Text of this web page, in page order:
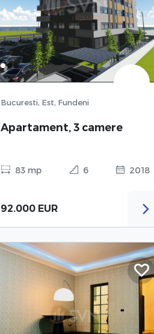
Bucuresti, Est, Fundeni
Apartament, 3 camere
83 mp 6 2018
92.000 EUR